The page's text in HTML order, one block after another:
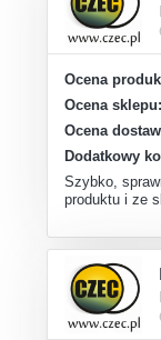
Ocena
Ocena sklepu:
Ocena
Dodatkowy
Szybko,
produktu i ze